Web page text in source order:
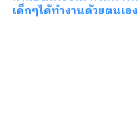
เด็กๆได้ทำงานด้วยตนเอง